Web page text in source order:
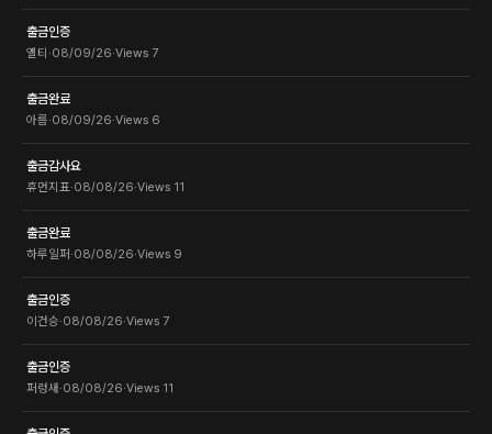
출금인증
옐티 ·08/09/26·Views 7
출금완료
아름·08/09/26·Views 6
출금감사요
휴먼지표·08/08/26·Views 11
출금완료
하루일퍼·08/08/26·Views 9
출금인증
이건승·08/08/26·Views 7
출금인증
퍼렁새 ·08/08/26·Views 11